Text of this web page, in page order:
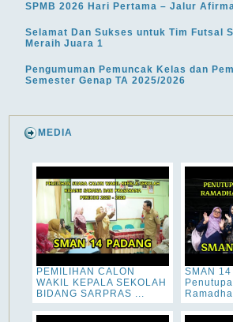
SPMB 2026 Hari Pertama – Jalur
Selamat Dan Sukses untuk Tim Futsal
Meraih Juara 1
Pengumuman Pemuncak Kelas dan
Semester Genap TA 2025/2026
MEDIA
PEMILIHAN CALON
WAKIL KEPALA SEKOLAH
BIDANG SARPRAS ...
SMAN